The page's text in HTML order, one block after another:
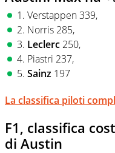
1. Verstappen 339,
2. Norris 285,
3. Leclerc 250,
4. Piastri 237,
5. Sainz 197
La classifica piloti
F1, classifica
di Austin